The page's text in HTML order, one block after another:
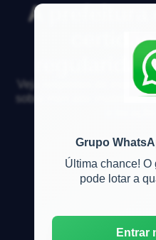
Grupo
Última chance! O
pode lotar a
Entrar
A prefeitura
Veja respostas de
sobre mercado imobiliário,